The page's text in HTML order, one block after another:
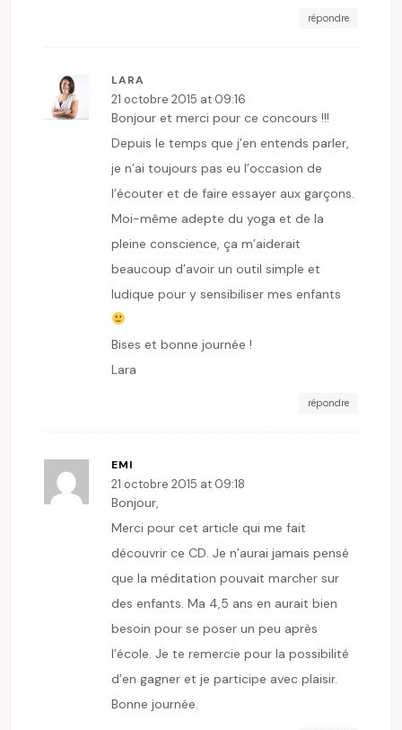
répondre
LARA
21 octobre 2015 at 09:16
Bonjour et merci pour ce concours !!!
Depuis le temps que j’en entends parler,
je n’ai toujours pas eu l’occasion de
l’écouter et de faire essayer aux garçons.
Moi-même adepte du yoga et de la
pleine conscience, ça m’aiderait
beaucoup d’avoir un outil simple et
ludique pour y sensibiliser mes enfants
Bises et bonne journée !
Lara
répondre
EMI
21 octobre 2015 at 09:18
Bonjour,
Merci pour cet article qui me fait
découvrir ce CD. Je n’aurai jamais pensé
que la méditation pouvait marcher sur
des enfants. Ma 4,5 ans en aurait bien
besoin pour se poser un peu après
l’école. Je te remercie pour la possibilité
d’en gagner et je participe avec plaisir.
Bonne journée.